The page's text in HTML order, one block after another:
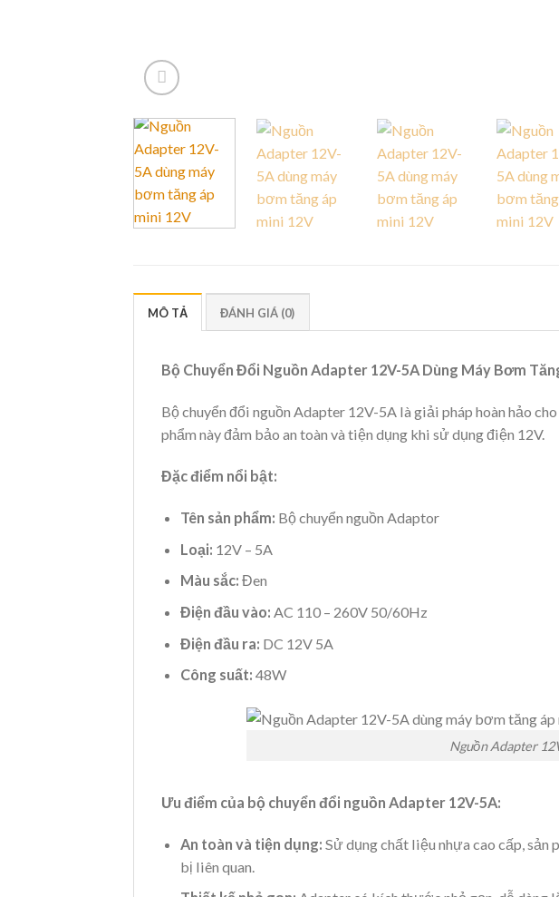
MÔ TẢ ĐÁNH GIÁ (0)
Bộ Chuyển Đổi Nguồn Adapter 12V-5A Dùng Máy Bơm
Bộ chuyển đổi nguồn Adapter 12V-5A là giải pháp hoàn hảo
phẩm này đảm bảo an toàn và tiện dụng khi sử dụng điện 12V.
Đặc điểm nổi bật:
Tên sản phẩm: Bộ chuyển nguồn Adaptor
Loại: 12V – 5A
Màu sắc: Đen
Điện đầu vào: AC 110 – 260V 50/60Hz
Điện đầu ra: DC 12V 5A
Công suất: 48W
Nguồn Adapter
Ưu điểm của bộ chuyển đổi nguồn Adapter 12V-5A:
An toàn và tiện dụng: Sử dụng chất liệu nhựa cao cấp, sản
bị liên quan.